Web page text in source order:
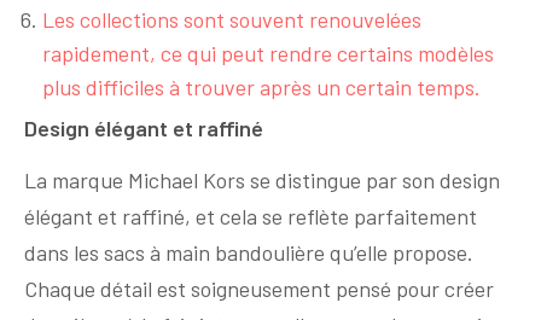
Les collections sont souvent renouvelées
rapidement, ce qui peut rendre certains modèles
plus difficiles à trouver après un certain temps.
Design élégant et raffiné
La marque Michael Kors se distingue par son design
élégant et raffiné, et cela se reflète parfaitement
dans les sacs à main bandoulière qu’elle propose.
Chaque détail est soigneusement pensé pour créer